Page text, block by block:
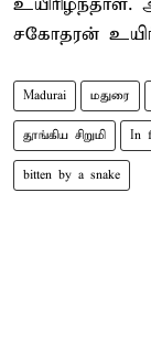
சகோதரன்
Madurai மதுரை
தூங்கிய சிறுமி In
bitten by a snake